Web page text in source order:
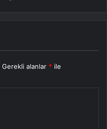
Gerekli alanlar * ile